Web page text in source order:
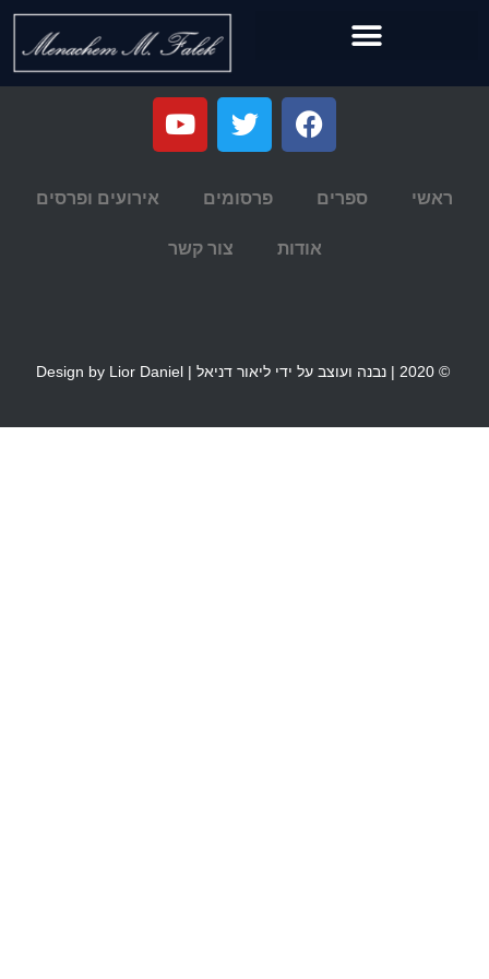
ראשי ספרים פרסומים אירועים ופרסים
אודות צור קשר
© 2020 | נבנה ועוצב על ידי ליאור דניאל | Design by Lior Daniel